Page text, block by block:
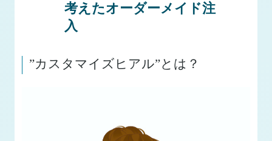
考えたオーダーメイド注
入
”カスタマイズヒアル”とは？